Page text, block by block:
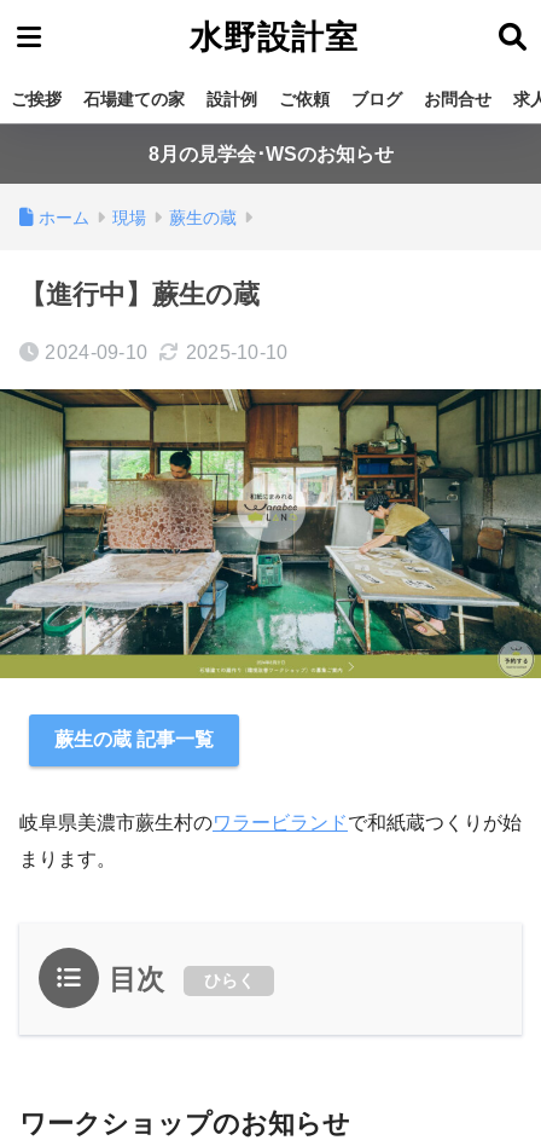
水野設計室
ご挨拶 石場建ての家 設計例 ご依頼 ブログ お問合せ 求
8月の見学会･WSのお知らせ
ホーム 現場 蕨生の蔵
【進行中】蕨生の蔵
2024-09-10 2025-10-10
蕨生の蔵 記事一覧
岐阜県美濃市蕨生村のワラービランドで和紙蔵つくりが始
まります。
目次 ひらく
ワークショップのお知らせ